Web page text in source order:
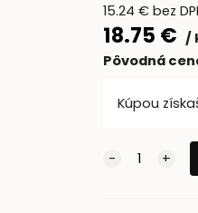
15.24 €bez
18.75 €
Pôvodná
Kúpou